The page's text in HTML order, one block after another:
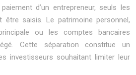
d’un entrepreneur, seuls les
être saisis. Le patrimoine personnel,
ou les comptes bancaires
Cette séparation constitue un
investisseurs souhaitant limiter leur